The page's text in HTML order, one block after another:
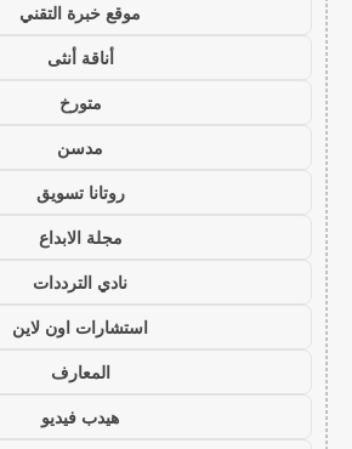
موقع خبرة التقني
أناقة أنثى
متورخ
مدسن
روتانا تسويق
مجلة الابداع
نادي الترددات
استشارات اون لاين
المعارف
هيدب فيديو